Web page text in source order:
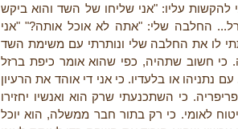
עליו: "אני שליחו של השד והוא ביקש
החלבה שלי: "אתה לא אוכל אותה?" "אני
לו את החלבה שלי ונותרתי עם משימת השד
כי חשוב שתהיה, כפי שהוא אומר כיפת ברזל
נתניהו או בלעדיו. כי אני די אוהד את הרעיון
כי השתכנעתי שרק הוא ואנשיו יחזירו
מהביטוח לאומי. כי רק בתור חבר ממשלה, הוא יוכל